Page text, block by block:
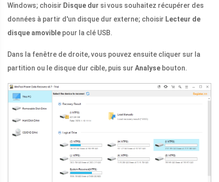
Windows; choisir Disque dur si vous souhaitez récupérer des
données à partir d'un disque dur externe; choisir Lecteur de
disque amovible pour la clé USB.
Dans la fenêtre de droite, vous pouvez ensuite cliquer sur la
partition ou le disque dur cible, puis sur Analyse bouton.